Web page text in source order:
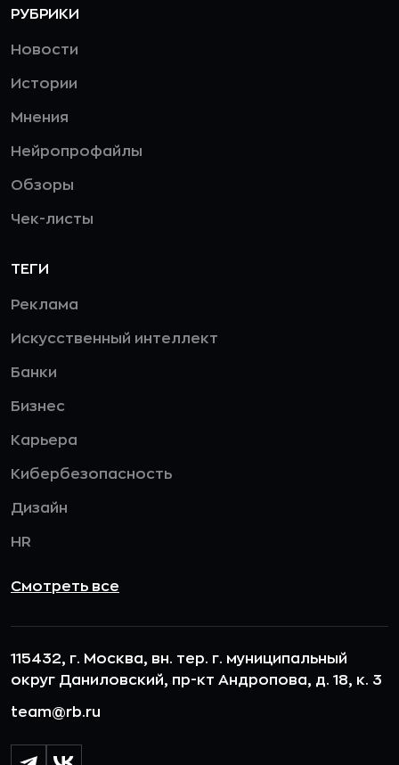
РУБРИКИ
Новости
Истории
Мнения
Нейропрофайлы
Обзоры
Чек-листы
ТЕГИ
Реклама
Искусственный интеллект
Банки
Бизнес
Карьера
Кибербезопасность
Дизайн
HR
Смотреть все
115432, г. Москва, вн. тер. г. муниципальный
округ Даниловский, пр-кт Андропова, д. 18, к. 3
team@rb.ru